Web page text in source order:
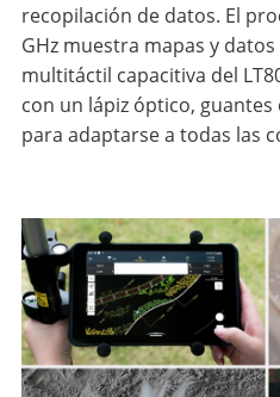
recopilación de datos. El
GHz muestra mapas y
multitáctil capacitiva del
con un lápiz óptico,
para adaptarse a todas las